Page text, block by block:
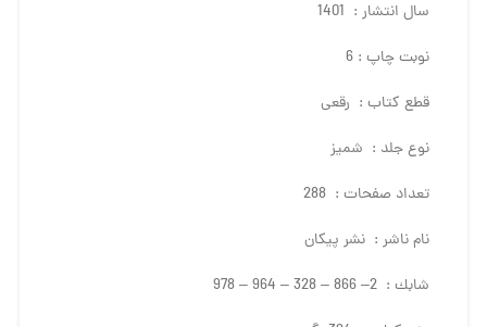
سال انتشار : 1401
نوبت چاپ : 6
قطع كتاب : رقعی
نوع جلد : شمیز
تعداد صفحات : 288
نام ناشر : نشر پيكان
شابك : 2– 866 – 328 – 964 – 978